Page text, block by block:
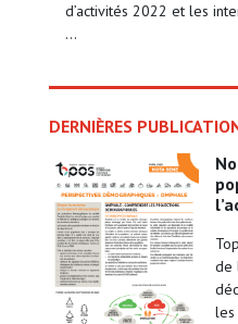
d’activités 2022 et les
…
DERNIÈRES
nota bene "projeter la
de
les